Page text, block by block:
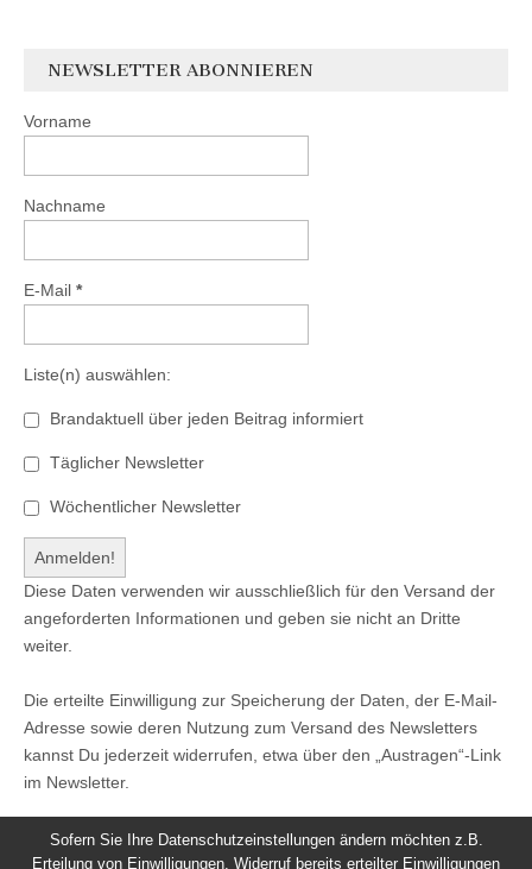
NEWSLETTER ABONNIEREN
Vorname
Nachname
E-Mail *
Liste(n) auswählen:
Brandaktuell über jeden Beitrag informiert
Täglicher Newsletter
Wöchentlicher Newsletter
Diese Daten verwenden wir ausschließlich für den Versand der
angeforderten Informationen und geben sie nicht an Dritte
weiter.
Die erteilte Einwilligung zur Speicherung der Daten, der E-Mail-
Adresse sowie deren Nutzung zum Versand des Newsletters
kannst Du jederzeit widerrufen, etwa über den „Austragen“-Link
im Newsletter.
Sofern Sie Ihre Datenschutzeinstellungen ändern möchten z.B.
Erteilung von Einwilligungen, Widerruf bereits erteilter Einwilligungen